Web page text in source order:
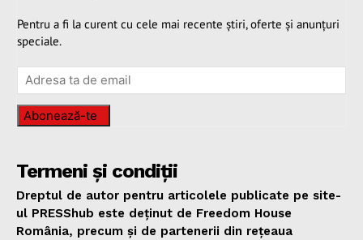
Pentru a fi la curent cu cele mai recente știri, oferte și anunțuri
speciale.
Abonează-te
Termeni și condiții
Dreptul de autor pentru articolele publicate pe site-
ul PRESShub este deținut de Freedom House
România, precum și de partenerii din rețeaua